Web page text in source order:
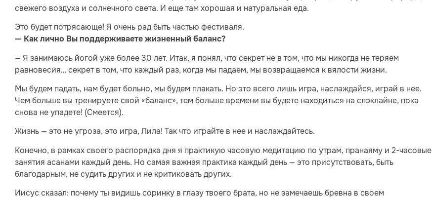
свежего воздуха и солнечного света. И еще там хорошая и натуральная еда.
Это будет потрясающе! Я очень рад быть частью фестиваля.
— Как лично Вы поддерживаете жизненный баланс?
— Я занимаюсь йогой уже более 30 лет. Итак, я понял, что секрет не в том, что мы никогда не теряем
равновесия… секрет в том, что каждый раз, когда мы падаем, мы возвращаемся к вялости жизни.
Мы будем падать, нам будет больно, мы будем плакать. Но это всего лишь игра, наслаждайся, играй в нее.
Чем больше вы тренируете свой «баланс», тем больше времени вы будете находиться на слэклайне, пока
снова не упадете! (Смеется).
Жизнь — это не угроза, это игра, Лила! Так что играйте в нее и наслаждайтесь.
Конечно, в рамках своего распорядка дня я практикую часовую медитацию по утрам, пранаяму и 2-часовые
занятия асанами каждый день. Но самая важная практика каждый день — это присутствовать, быть
благодарным, не судить других и не критиковать других.
Иисус сказал: почему ты видишь соринку в глазу твоего брата, но не замечаешь бревна в своем